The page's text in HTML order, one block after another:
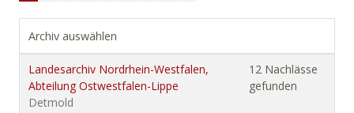
Archiv auswählen
Landesarchiv Nordrhein-Westfalen,
Abteilung Ostwestfalen-Lippe
Detmold
12 Nachlässe
gefunden